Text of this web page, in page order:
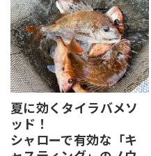
夏に効くタイラバメソ
ッド！
シャローで有効な「キ